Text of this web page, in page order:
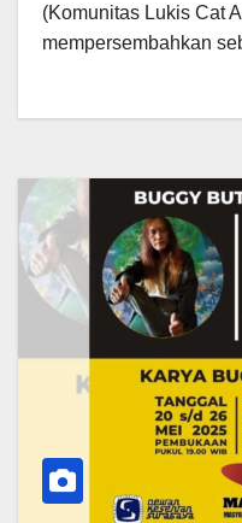
(Komunitas Lukis Cat
mempersembahkan